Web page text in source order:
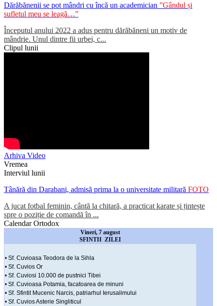
Dărăbănenii se pot mândri cu încă un academician ”Gândul și
sufletul meu se leagă…”
Începutul anului 2022 a adus pentru dărăbăneni un motiv de
mândrie. Unul dintre fii urbei, c...
Clipul lunii
Arhiva Video
Vremea
Interviul lunii
Tânără din Darabani, admisă prima la o universitate militară FOTO
A jucat fotbal feminin, cântă la chitară, a practicat karate și țintește
spre o poziție de comandă în ...
Calendar Ortodox
Vineri, 7 august
SFINTII ZILEI
• Sf. Cuvioasa Teodora de la Sihla
• Sf. Cuvios Or
• Sf. Cuviosi 10.000 de pustnici Tibei
• Sf. Cuvioasa Potamia, facatoarea de minuni
• Sf. Sfintit Mucenic Narcis, patriarhul Ierusalimului
• Sf. Cuvios Asterie Singliticul